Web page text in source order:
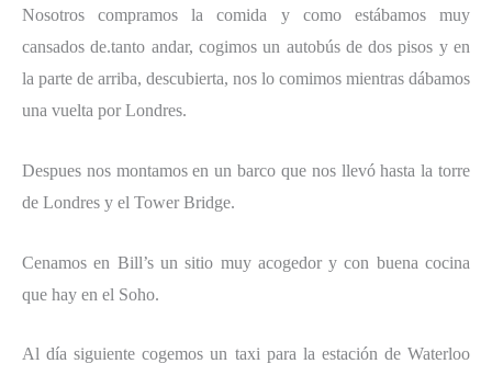
Nosotros compramos la comida y como estábamos muy
cansados de.tanto andar, cogimos un autobús de dos pisos y en
la parte de arriba, descubierta, nos lo comimos mientras dábamos
una vuelta por Londres.
Despues nos montamos en un barco que nos llevó hasta la torre
de Londres y el Tower Bridge.
Cenamos en Bill’s un sitio muy acogedor y con buena cocina
que hay en el Soho.
Al día siguiente cogemos un taxi para la estación de Waterloo